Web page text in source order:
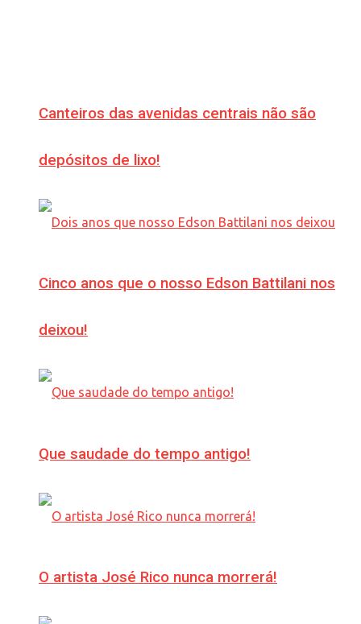
Canteiros das avenidas centrais não são
depósitos de lixo!
Cinco anos que o nosso Edson Battilani nos
deixou!
Que saudade do tempo antigo!
O artista José Rico nunca morrerá!